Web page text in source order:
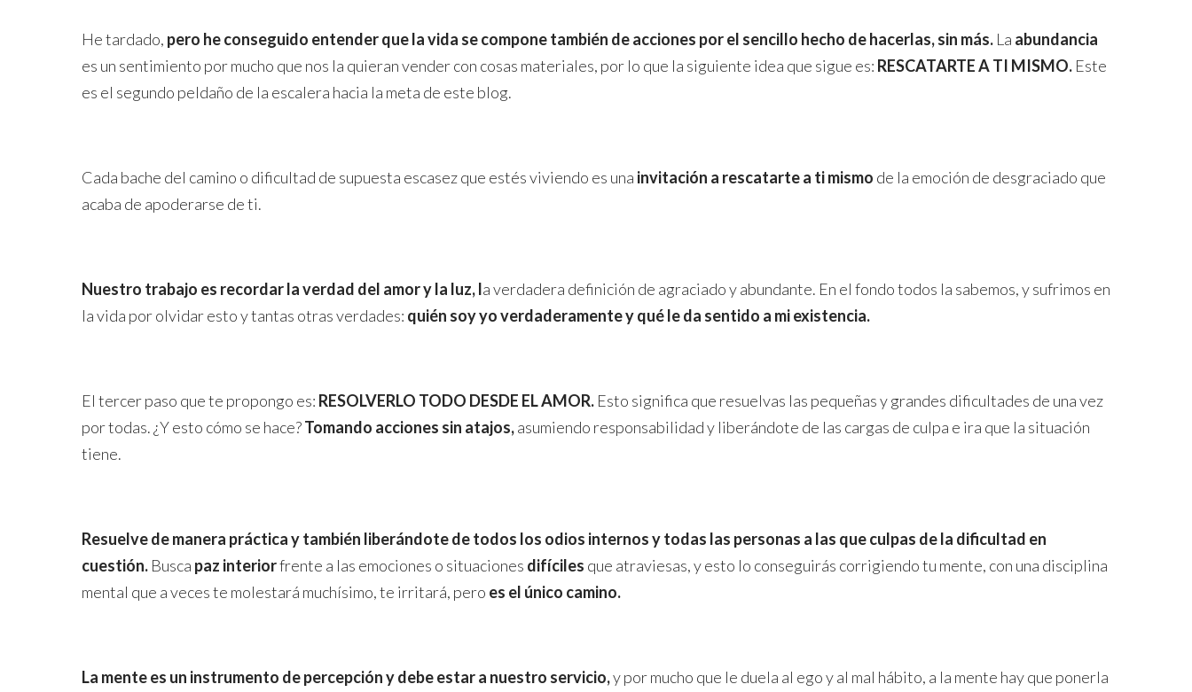
He tardado, pero he conseguido entender que la vida se compone también de acciones por el sencillo hecho de hacerlas, sin más. La abundancia
es un sentimiento por mucho que nos la quieran vender con cosas materiales, por lo que la siguiente idea que sigue es: RESCATARTE A TI MISMO. Este
es el segundo peldaño de la escalera hacia la meta de este blog.
Cada bache del camino o dificultad de supuesta escasez que estés viviendo es una invitación a rescatarte a ti mismo de la emoción de desgraciado que
acaba de apoderarse de ti.
Nuestro trabajo es recordar la verdad del amor y la luz, la verdadera definición de agraciado y abundante. En el fondo todos la sabemos, y sufrimos en
la vida por olvidar esto y tantas otras verdades: quién soy yo verdaderamente y qué le da sentido a mi existencia.
El tercer paso que te propongo es: RESOLVERLO TODO DESDE EL AMOR. Esto significa que resuelvas las pequeñas y grandes dificultades de una vez
por todas. ¿Y esto cómo se hace?Tomando acciones sin atajos,asumiendo responsabilidad y liberándote de las cargas de culpa e ira que la situación
tiene.
Resuelve de manera práctica y también liberándote de todos los odios internos y todas las personas a las que culpas de la dificultad en
cuestión. Busca paz interiorfrente a las emociones o situaciones difíciles que atraviesas, y esto lo conseguirás corrigiendo tu mente, con una disciplina
mental que a veces te molestará muchísimo, te irritará, pero es el único camino.
La mente es un instrumento de percepción y debe estar a nuestro servicio,y por mucho que le duela al ego y al mal hábito, a la mente hay que ponerla